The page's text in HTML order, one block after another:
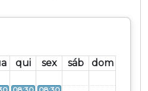
qui sex sáb dom